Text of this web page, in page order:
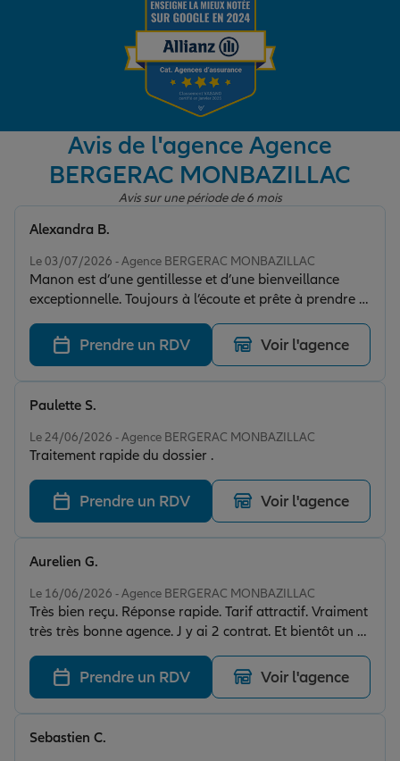
Garantie des accidents de la vie
Protection juridique
Retraite
Avis de l'agence Agence
BERGERAC MONBAZILLAC
Avis sur une période de 6 mois
Le 03/07/2026 - Agence BERGERAC MONBAZILLAC
Manon est d’une gentillesse et d’une bienveillance
exceptionnelle. Toujours à l’écoute et prête à prendre le
temps nécessaire pour satisfaire les besoins de chacun.
Alexandra B.
Prendre un RDV Voir l'agence
Le 24/06/2026 - Agence BERGERAC MONBAZILLAC
Traitement rapide du dossier .
Paulette S.
Prendre un RDV Voir l'agence
Le 16/06/2026 - Agence BERGERAC MONBAZILLAC
Très bien reçu. Réponse rapide. Tarif attractif. Vraiment
très très bonne agence. J y ai 2 contrat. Et bientôt un 3
ème. Merci
Aurelien G.
Prendre un RDV Voir l'agence
Sebastien C.